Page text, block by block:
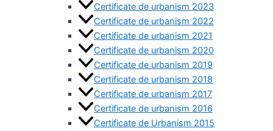
Certificate de urbanism 2023
Certificate de urbanism 2022
Certificate de urbanism 2021
Certificate de urbanism 2020
Certificate de urbanism 2019
Certificate de urbanism 2018
Certificate de urbanism 2017
Certificate de urbanism 2016
Certificate de Urbanism 2015